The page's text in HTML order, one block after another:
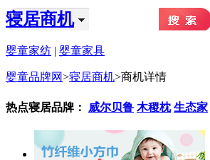
寝居商机
婴童家纺 | 婴童家具
婴童品牌网>寝居商机>商机详情
热点寝居品牌： 威尔贝鲁 木稷枕 生态家